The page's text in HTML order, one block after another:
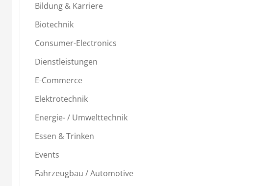
Bildung & Karriere
Biotechnik
Consumer-Electronics
Dienstleistungen
E-Commerce
Elektrotechnik
Energie- / Umwelttechnik
Essen & Trinken
Events
Fahrzeugbau / Automotive